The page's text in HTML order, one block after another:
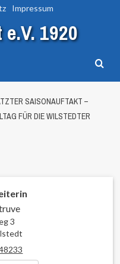
Impressum
1920
SAISONAUFTAKT –
FÜR DIE WILSTEDTER
3